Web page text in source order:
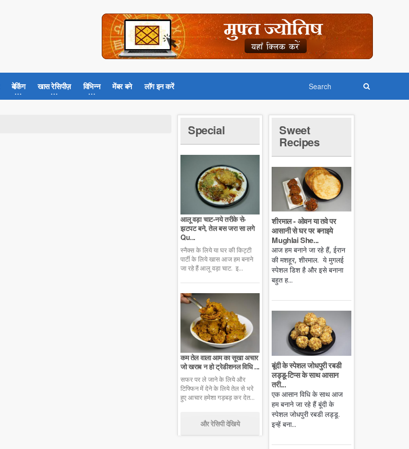
बेकिंग खास रेसिपीज़ विभिन्न मेंबर बने लॉग इन करें
Special
आलू वड़ा चाट-नये तरीके से-
झटपट बने, तेल बस जरा सा लगे
Qu...
स्नैक्स के लिये या घर की किट्टी
पार्टी के लिये खास आज हम बनाने
जा रहे हैं आलू वड़ा चाट. इ...
कम तेल वाला आम का सूखा अचार
जो खराब न हो ट्रेडीशनल विधि ...
सफर पर ले जाने के लिये और
टिफ्फिन में देने के लिये तेल से भरे
हुए आचार हमेशा गड़बड़ कर देत...
और रेसिपी देखिये
Sweet
Recipes
शीरमाल - ओवन या तवे पर
आसानी से घर पर बनाइये
Mughlai She...
आज हम बनाने जा रहे हैं, ईरान
की मशहूर, शीरमाल. ये मुगलई
स्पेशल डिश है और इसे बनाना
बहुत ह...
बूंदी के स्पेशल जोधपुरी रबडी
लड्डू-टिप्स के साथ आसान
तरी...
एक आसान विधि के साथ आज
हम बनाने जा रहे हैं बूंदी के
स्पेशल जोधपुरी रबडी लड्डू.
इन्हें बना...